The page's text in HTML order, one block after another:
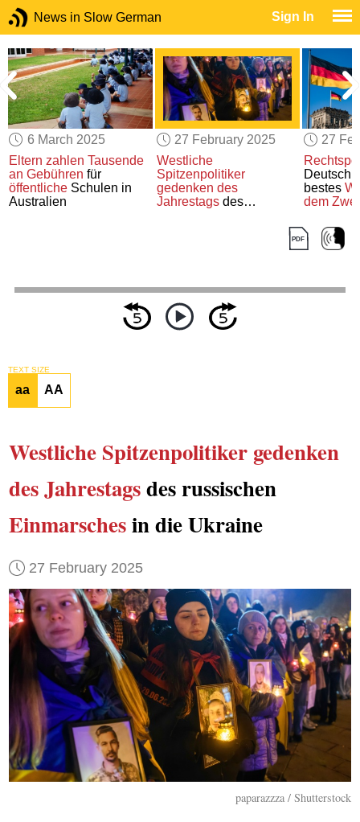
News in Slow German Sign In
6 March 2025
Eltern zahlen Tausende
an Gebühren für
öffentliche Schulen in
Australien
27 February 2025
Westliche
Spitzenpolitiker
gedenken des
Jahrestagsdes
27
bestes
dem
TEXT SIZE
aa AA
Westliche Spitzenpolitiker gedenken
des Jahrestagsdes russischen
Einmarschesin die Ukraine
27 February 2025
paparazzza / Shutterstock